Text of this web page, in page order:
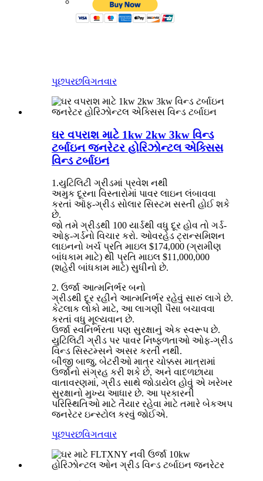
પૂછપરછવિગતવાર
ઘર વપરાશ માટે 1kw 2kw 3kw વિન્ડ
ટર્બાઇન જનરેટર હોરિઝોન્ટલ એક્સિસ
વિન્ડ ટર્બાઇન
1.યુટિલિટી ગ્રીડમાં પ્રવેશ નથી
અમુક દૂરના વિસ્તારોમાં પાવર લાઇન લંબાવવા
કરતાં ઑફ-ગ્રીડ સોલાર સિસ્ટમ સસ્તી હોઈ શકે
છે.
જો તમે ગ્રીડથી 100 યાર્ડથી વધુ દૂર હોવ તો ગર્ડ-
ઓફ-ગર્ડનો વિચાર કરો. ઓવરહેડ ટ્રાન્સમિશન
લાઇનનો ખર્ચ પ્રતિ માઇલ $174,000 (ગ્રામીણ
બાંધકામ માટે) થી પ્રતિ માઇલ $11,000,000
(શહેરી બાંધકામ માટે) સુધીનો છે.
2. ઉર્જા આત્મનિર્ભર બનો
ગ્રીડથી દૂર રહીને આત્મનિર્ભર રહેવું સારું લાગે છે.
કેટલાક લોકો માટે, આ લાગણી પૈસા બચાવવા
કરતાં વધુ મૂલ્યવાન છે.
ઉર્જા સ્વનિર્ભરતા પણ સુરક્ષાનું એક સ્વરૂપ છે.
યુટિલિટી ગ્રીડ પર પાવર નિષ્ફળતાઓ ઓફ-ગ્રીડ
વિન્ડ સિસ્ટમ્સને અસર કરતી નથી.
બીજી બાજુ, બેટરીઓ માત્ર ચોક્કસ માત્રામાં
ઉર્જાનો સંગ્રહ કરી શકે છે, અને વાદળછાયા
વાતાવરણમાં, ગ્રીડ સાથે જોડાયેલ હોવું એ ખરેખર
સુરક્ષાનો મુખ્ય આધાર છે. આ પ્રકારની
પરિસ્થિતિઓ માટે તૈયાર રહેવા માટે તમારે બેકઅપ
જનરેટર ઇન્સ્ટોલ કરવું જોઈએ.
પૂછપરછવિગતવાર